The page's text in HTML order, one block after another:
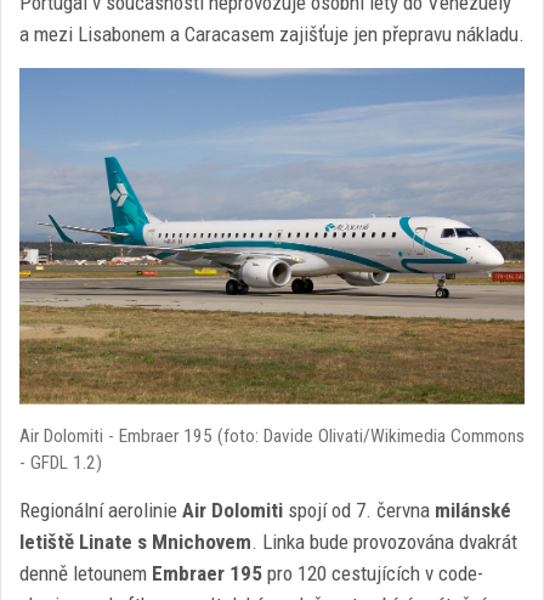
a mezi Lisabonem a Caracasem zajišťuje jen přepravu nákladu.
Air Dolomiti - Embraer 195 (foto: Davide Olivati/Wikimedia Commons
- GFDL 1.2)
Regionální aerolinie Air Dolomiti spojí od 7. června milánské
letiště Linate s Mnichovem. Linka bude provozována dvakrát
denně letounem Embraer 195 pro 120 cestujících v code-